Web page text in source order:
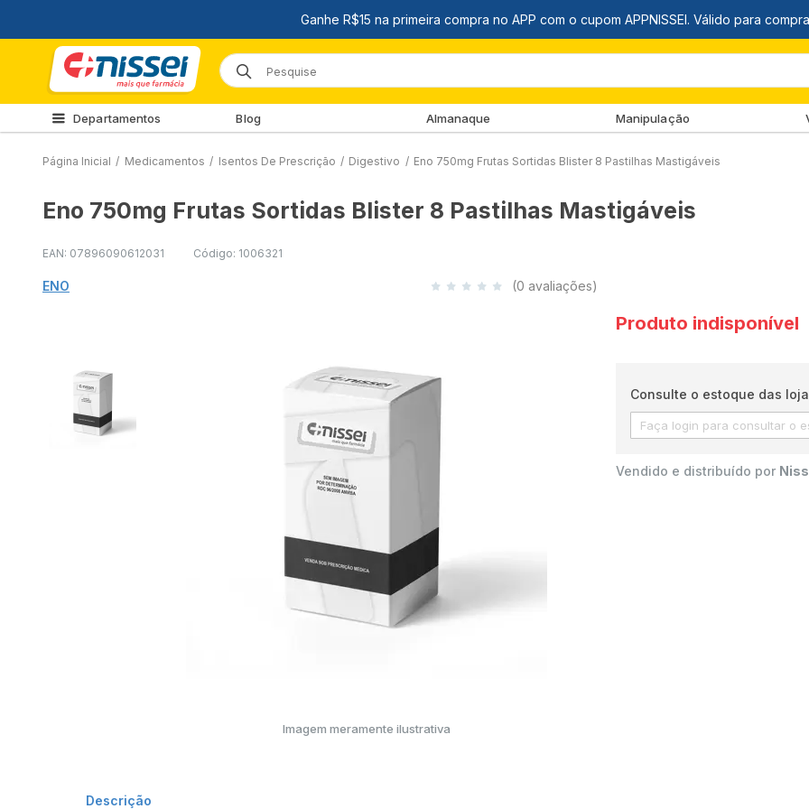
Departamentos Blog Almanaque Manipulação
Página Inicial / Medicamentos / Isentos De Prescrição / Digestivo / Eno 750mg Frutas Sortidas Blister 8 Pastilhas Mastigáveis
Eno 750mg Frutas Sortidas Blister 8 Pastilhas Mastigáveis
EAN: 07896090612031 Código: 1006321
ENO (0 avaliações)
Imagem meramente ilustrativa
Produto indisponível
Consulte o estoque das
Vendido e distribuído por
Descrição